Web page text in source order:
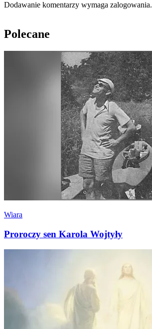
Dodawanie komentarzy wymaga zalogowania.
Polecane
Wiara
Proroczy sen Karola Wojtyły